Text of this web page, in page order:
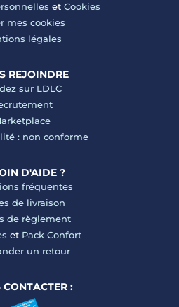
et Cookies
mes cookies
légales
REJOINDRE
sur LDLC
: non conforme
D'AIDE ?
fréquentes
de livraison
de règlement
et Pack Confort
un retour
CONTACTER :